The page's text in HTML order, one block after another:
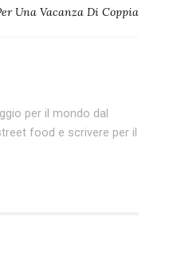
Una Vacanza Di Coppia
per il mondo dal
food e scrivere per il